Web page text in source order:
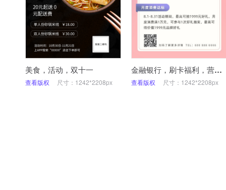
美食，活动，双十一
查看版权 尺寸：1242*2208px
金融银行，刷卡福利，营销优惠，手机海报
查看版权 尺寸：1242*2208px